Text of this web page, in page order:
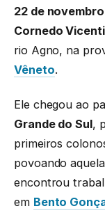
22 de
Cornedo
rio Agno, na
Vêneto.
Ele chegou ao
Grande do Sul,
primeiros
povoando
encontrou
em Bento